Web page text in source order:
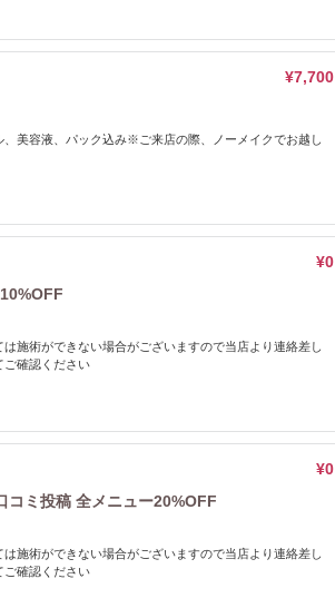
¥7,700
美容液、パック込み※ご来店の際、ノーメイクでお越し
¥0
施術ができない場合がございますので当店より連絡差し
ご確認ください
¥0
コミ投稿 全メニュー20%OFF
施術ができない場合がございますので当店より連絡差し
ご確認ください